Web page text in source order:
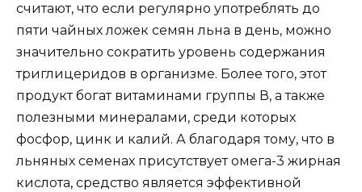
считают, что если регулярно употреблять до
пяти чайных ложек семян льна в день, можно
значительно сократить уровень содержания
триглицеридов в организме. Более того, этот
продукт богат витаминами группы В, а также
полезными минералами, среди которых
фосфор, цинк и калий. А благодаря тому, что в
льняных семенах присутствует омега-3 жирная
кислота, средство является эффективной